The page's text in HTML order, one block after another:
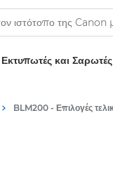
Εκτυπωτές και Σαρωτές